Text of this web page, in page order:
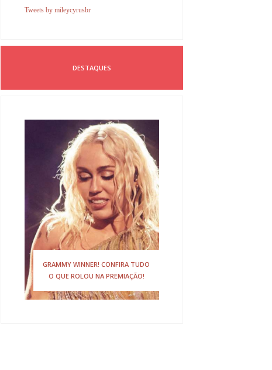
Tweets by mileycyrusbr
DESTAQUES
GRAMMY WINNER! CONFIRA TUDO
O QUE ROLOU NA PREMIAÇÃO!